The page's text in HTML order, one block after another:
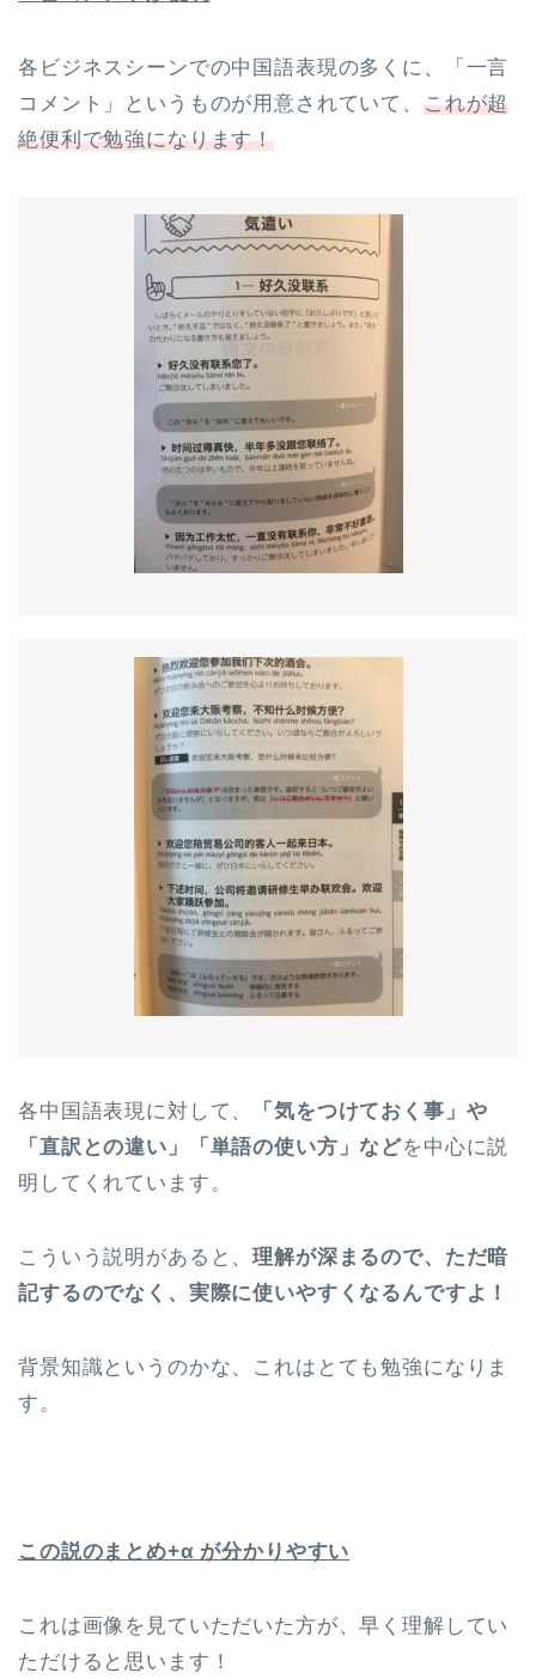
各ビジネスシーンでの中国語表現の多くに、「一言
コメント」というものが用意されていて、 これが超
絶便利で勉強になります！
各中国語表現に対して、
「気をつけておく事」や
「直訳との違い」「単語の使い方」などを中心に説
明してくれています。
こういう説明があると、理解が深まるので、ただ暗
記するのでなく、実際に使いやすくなるんですよ！
背景知識というのかな、これはとても勉強になりま
す。
この説のまとめ+α が分かりやすい
これは画像を見ていただいた方が、早く理解してい
ただけると思います！